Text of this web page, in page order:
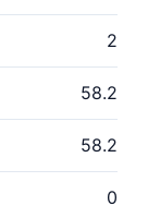
2
58.2
58.2
0